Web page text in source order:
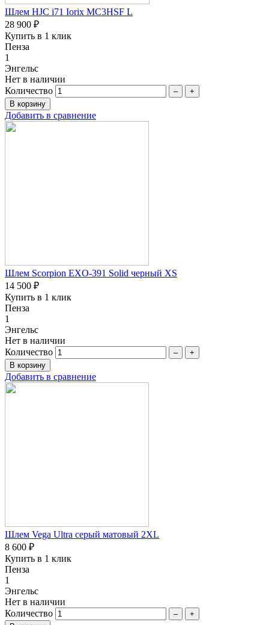
Шлем HJC i71 Iorix MC3HSF L
28 900 ₽
Купить в 1 клик
Пенза
1
Энгельс
Нет в наличии
Количество
– +
Добавить в сравнение
Шлем Scorpion EXO-391 Solid черный XS
14 500 ₽
Купить в 1 клик
Пенза
1
Энгельс
Нет в наличии
Количество
– +
Добавить в сравнение
Шлем Vega Ultra серый матовый 2XL
8 600 ₽
Купить в 1 клик
Пенза
1
Энгельс
Нет в наличии
Количество
– +